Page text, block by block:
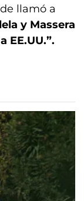
llamó a
y Massera
EE.UU.”.